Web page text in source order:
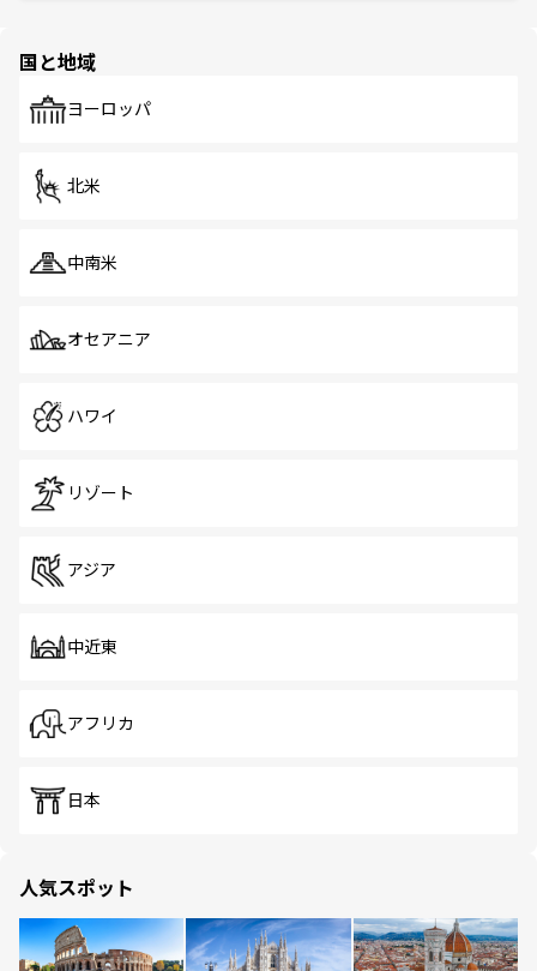
で、ホーカーズは地元の風情を楽しめる外せないスポット
国と地域
ヨーロッパ
北米
中南米
オセアニア
ハワイ
リゾート
アジア
中近東
アフリカ
日本
人気スポット